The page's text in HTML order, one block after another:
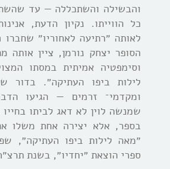
והבשילה והשתכללה — עד
כל הווייתו. נקיון הדעת,
לאותה ״רתיעה לאחוריו״ שחברו
הסופר יצחק נורמן, ציין אותה
וסימפטיה אמיתית במסתו
לילות ביפו העתיקה״. בדור
ומקדמי־ זרמים — הגיעו
שמנשה לוין לא דאג לביתו
בספר, אלא יצירה אחת משלו
״מאה לילות ביפו העתיקה״,
ספרי הוצאת ״יחדיו״, בשנת